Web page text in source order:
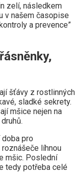
zelí, následkem
v našem časopise
a prevence”
šťávy z rostlinných
sladké sekrety.
mšice nejen na
pro
líhnou
mšic. Poslední
tedy potřeba celé